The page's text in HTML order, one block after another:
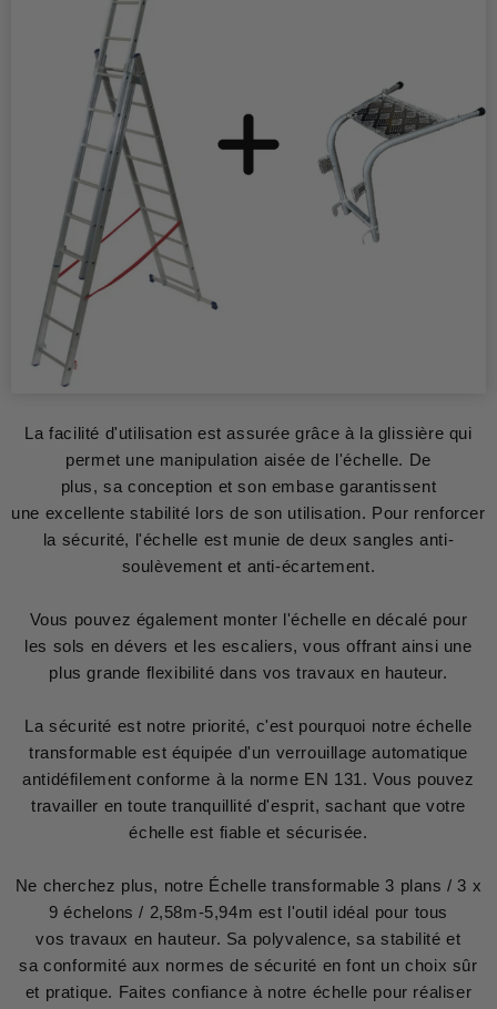
La facilité d'utilisation est assurée grâce à la glissière qui
permet une manipulation aisée de l'échelle. De
plus, sa conception et son embase garantissent
une excellente stabilité lors de son utilisation. Pour renforcer
la sécurité, l'échelle est munie de deux sangles anti-
soulèvement et anti-écartement.
Vous pouvez également monter l'échelle en décalé pour
les sols en dévers et les escaliers, vous offrant ainsi une
plus grande flexibilité dans vos travaux en hauteur.
La sécurité est notre priorité, c'est pourquoi notre échelle
transformable est équipée d'un verrouillage automatique
antidéfilement conforme à la norme EN 131. Vous pouvez
travailler en toute tranquillité d'esprit, sachant que votre
échelle est fiable et sécurisée.
Ne cherchez plus, notre Échelle transformable 3 plans / 3 x
9 échelons / 2,58m-5,94m est l'outil idéal pour tous
vos travaux en hauteur. Sa polyvalence, sa stabilité et
sa conformité aux normes de sécurité en font un choix sûr
et pratique. Faites confiance à notre échelle pour réaliser